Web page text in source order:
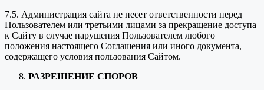
7.5. Администрация сайта не несет ответственности перед
Пользователем или третьими лицами за прекращение доступа
к Сайту в случае нарушения Пользователем любого
положения настоящего Соглашения или иного документа,
содержащего условия пользования Сайтом.
РАЗРЕШЕНИЕ СПОРОВ